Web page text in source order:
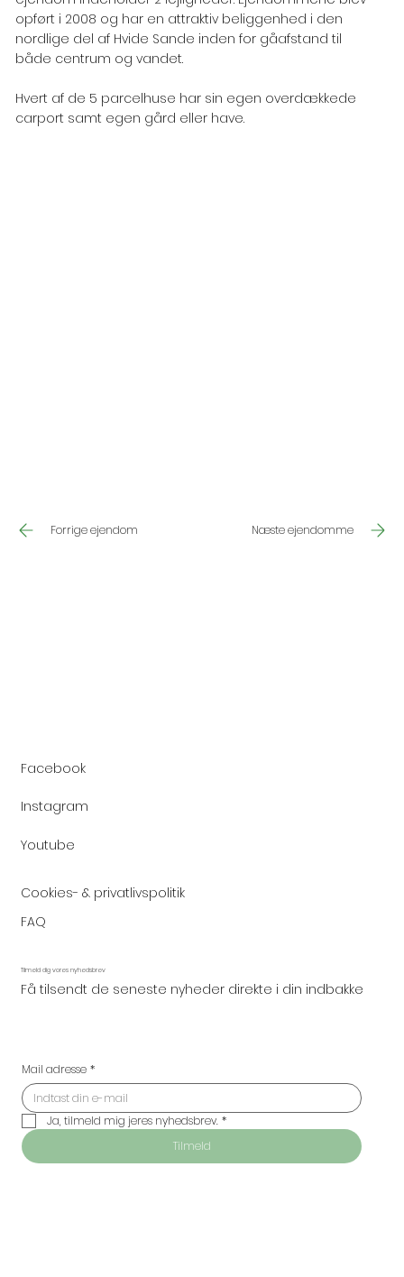
opført i 2008 og har en attraktiv beliggenhed i den
nordlige del af Hvide Sande inden for gåafstand til
både centrum og vandet.
Hvert af de 5 parcelhuse har sin egen overdækkede
carport samt egen gård eller have.
Forrige ejendom Næste ejendomme
Facebook
Instagram
Youtube
Cookies- & privatlivspolitik
FAQ
Tilmeld dig vores nyhedsbrev
Få tilsendt de seneste nyheder direkte i din indbakke
Mail adresse *
Ja, tilmeld mig jeres nyhedsbrev. *
Tilmeld